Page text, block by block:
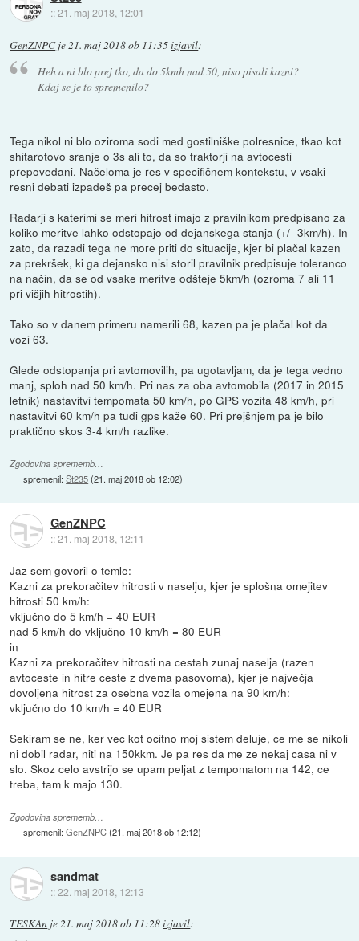
::21. maj 2018, 12:01
GenZNPCje21. maj 2018 ob 11:35izjavil:
Heh a ni blo prej tko, da do 5kmh nad 50, niso pisali kazni?
Kdaj se je to spremenilo?
Tega nikol ni blo oziroma sodi med gostilniške polresnice, tkao kot
shitarotovo sranje o 3s ali to, da so traktorji na avtocesti
prepovedani. Načeloma je res v specifičnem kontekstu, v vsaki
resni debati izpadeš pa precej bedasto.
Radarji s katerimi se meri hitrost imajo z pravilnikom predpisano za
koliko meritve lahko odstopajo od dejanskega stanja (+/- 3km/h). In
zato, da razadi tega ne more priti do situacije, kjer bi plačal kazen
za prekršek, ki ga dejansko nisi storil pravilnik predpisuje toleranco
na način, da se od vsake meritve odšteje 5km/h (ozroma 7 ali 11
pri višjih hitrostih).
Tako so v danem primeru namerili 68, kazen pa je plačal kot da
vozi 63.
Glede odstopanja pri avtomovilih, pa ugotavljam, da je tega vedno
manj, sploh nad 50 km/h. Pri nas za oba avtomobila (2017 in 2015
letnik) nastavitvi tempomata 50 km/h, po GPS vozita 48 km/h, pri
nastavitvi 60 km/h pa tudi gps kaže 60. Pri prejšnjem pa je bilo
praktično skos 3-4 km/h razlike.
Zgodovina sprememb…
spremenil:St235(21. maj 2018 ob 12:02)
GenZNPC
::21. maj 2018, 12:11
Jaz sem govoril o temle:
Kazni za prekoračitev hitrosti v naselju, kjer je splošna omejitev
hitrosti 50 km/h:
vključno do 5 km/h = 40 EUR
nad 5 km/h do vključno 10 km/h = 80 EUR
in
Kazni za prekoračitev hitrosti na cestah zunaj naselja (razen
avtoceste in hitre ceste z dvema pasovoma), kjer je največja
dovoljena hitrost za osebna vozila omejena na 90 km/h:
vključno do 10 km/h = 40 EUR
Sekiram se ne, ker vec kot ocitno moj sistem deluje, ce me se nikoli
ni dobil radar, niti na 150kkm. Je pa res da me ze nekaj casa ni v
slo. Skoz celo avstrijo se upam peljat z tempomatom na 142, ce
treba, tam k majo 130.
Zgodovina sprememb…
spremenil:GenZNPC(21. maj 2018 ob 12:12)
sandmat
::22. maj 2018, 12:13
TESKAn je21. maj 2018 ob 11:28izjavil: